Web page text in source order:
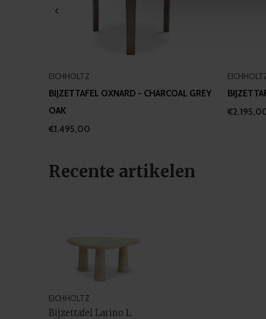
EICHHOLTZ
BIJZETTAFEL OXNARD - CHARCOAL GREY
OAK
€1.495,00
Recente artikelen
EICHHOLTZ
Bijzettafel Larino L